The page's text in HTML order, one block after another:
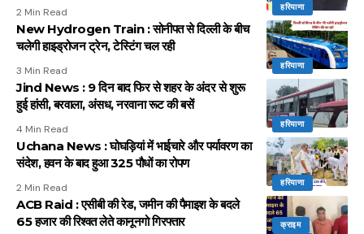
हरियाणा
2 Min Read
हरियाणा
New Hydrogen Train : सोनीपत से दिल्ली के बीच
चलेगी हाइड्रोजन ट्रेन, टेस्टिंग चल रही
3 Min Read
हरियाणा
Jind News : 9 दिन बाद फिर से शहर के अंदर से शुरू
हुई हांसी, बरवाला, अंसध, नरवाना रूट की बसें
4 Min Read
हरियाणा
Uchana News : घोघड़ियां में भाईचारे और पर्यावरण का
संदेश, हवन के बाद हुआ 325 पौधों का रोपण
2 Min Read
क्राइम
ACB Raid : एसीबी की रेड, जमीन की पैमाइश के बदले
65 हजार की रिश्वत लेते कानूनगो गिरफ्तार